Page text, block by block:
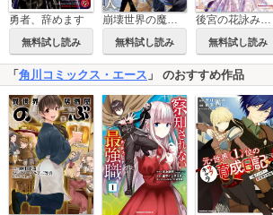
勇者、辞めます
無料試し読み
崩壊世界の魔法杖職人
無料試し読み
後宮の花詠み仙女
無料試し読み
「 角川コミックス・エース 」 のおすすめ作品